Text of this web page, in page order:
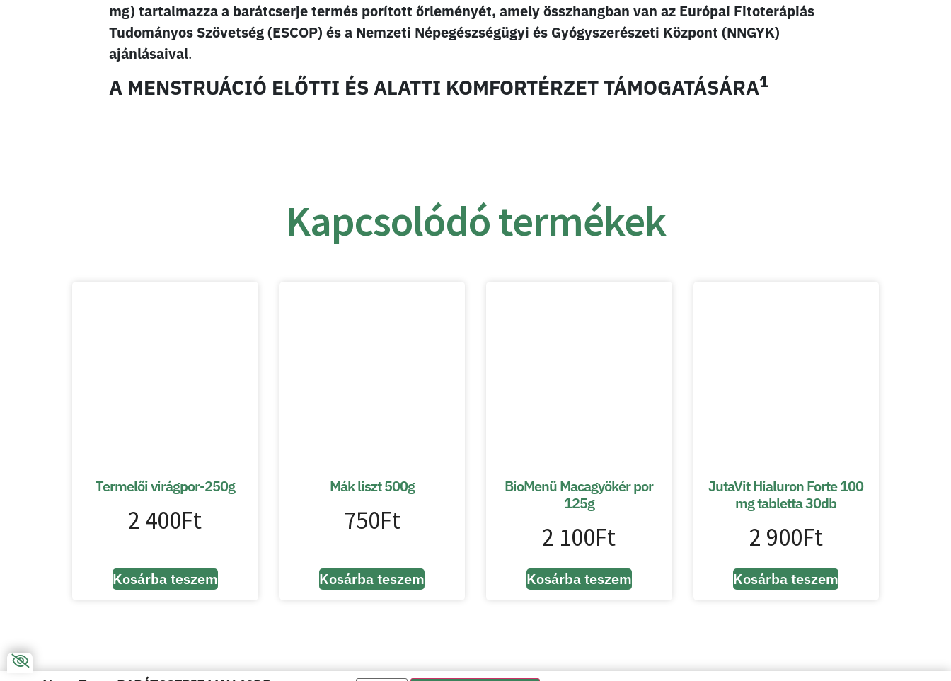
mg) tartalmazza a barátcserje termés porított őrleményét, amely összhangban van az Európai Fitoterápiás
Tudományos Szövetség (ESCOP) és a Nemzeti Népegészségügyi és Gyógyszerészeti Központ (NNGYK)
ajánlásaival.
A MENSTRUÁCIÓ ELŐTTI ÉS ALATTI KOMFORTÉRZET TÁMOGATÁSÁRA1
Kapcsolódó termékek
Termelői virágpor-250g
2 400Ft
Kosárba teszem
Mák liszt 500g
750Ft
Kosárba teszem
BioMenü Macagyökér por
125g
2 100Ft
Kosárba teszem
JutaVit Hialuron Forte 100
mg tabletta 30db
2 900Ft
Kosárba teszem